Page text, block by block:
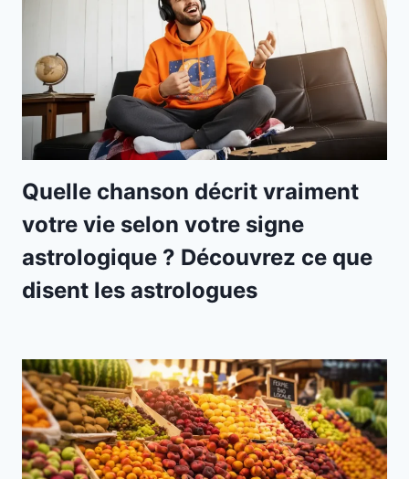
Quelle chanson décrit vraiment
votre vie selon votre signe
astrologique ? Découvrez ce que
disent les astrologues